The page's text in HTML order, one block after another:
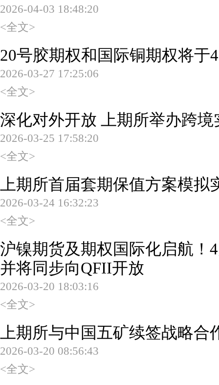
2026-04-03 18:48:20
<全文>
20号胶期权和国际铜期权将于
2026-03-27 17:25:06
<全文>
深化对外开放 上期所举办跨
2026-03-25 17:58:20
<全文>
上期所首届套期保值方案模
2026-03-24 16:32:23
<全文>
沪镍期货及期权国际化启航！
并将同步向QFII开放
2026-03-20 18:03:16
<全文>
上期所与中国五矿续签战略合
2026-03-20 08:56:43
<全文>